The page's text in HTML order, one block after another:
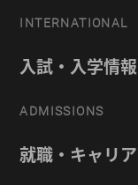
INTERNATIONAL
入試・入学情報
ADMISSIONS
就職・キャリア